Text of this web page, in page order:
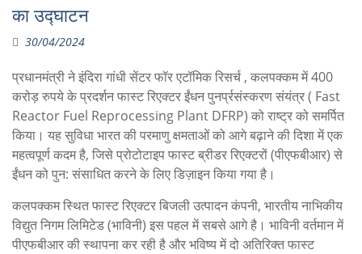
का उद्घाटन
30/04/2024
प्रधानमंत्री ने इंदिरा गांधी सेंटर फॉर एटॉमिक रिसर्च , कलपक्कम में 400
करोड़ रुपये के प्रदर्शन फास्ट रिएक्टर ईंधन पुनर्प्रसंस्करण संयंत्र ( Fast
Reactor Fuel Reprocessing Plant DFRP) को राष्ट्र को समर्पित
किया। यह सुविधा भारत की परमाणु क्षमताओं को आगे बढ़ाने की दिशा में एक
महत्वपूर्ण कदम है, जिसे प्रोटोटाइप फास्ट ब्रीडर रिएक्टरों (पीएफबीआर) से
ईंधन को पुन: संसाधित करने के लिए डिज़ाइन किया गया है।
कलपक्कम स्थित फास्ट रिएक्टर बिजली उत्पादन कंपनी, भारतीय नाभिकीय
विद्युत निगम लिमिटेड (भाविनी) इस पहल में सबसे आगे है। भाविनी वर्तमान में
पीएफबीआर की स्थापना कर रही है और भविष्य में दो अतिरिक्त फास्ट